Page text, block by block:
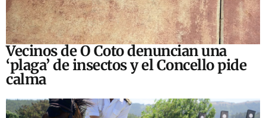
Vecinos de O Coto denuncian una
‘plaga’ de insectos y el Concello pide
calma